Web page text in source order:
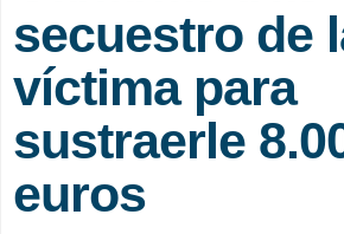
secuestro de
víctima para
sustraerle
euros